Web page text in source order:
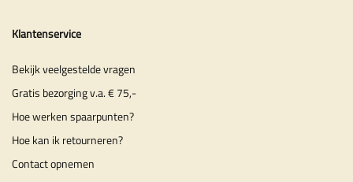
Klantenservice
Bekijk veelgestelde vragen
Gratis bezorging v.a. € 75,-
Hoe werken spaarpunten?
Hoe kan ik retourneren?
Contact opnemen